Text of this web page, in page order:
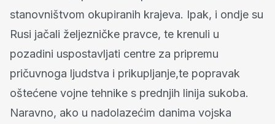
stanovništvom okupiranih krajeva. Ipak, i ondje su
Rusi jačali željezničke pravce, te krenuli u
pozadini uspostavljati centre za pripremu
pričuvnoga ljudstva i prikupljanje,te popravak
oštećene vojne tehnike s prednjih linija sukoba.
Naravno, ako u nadolazećim danima vojska